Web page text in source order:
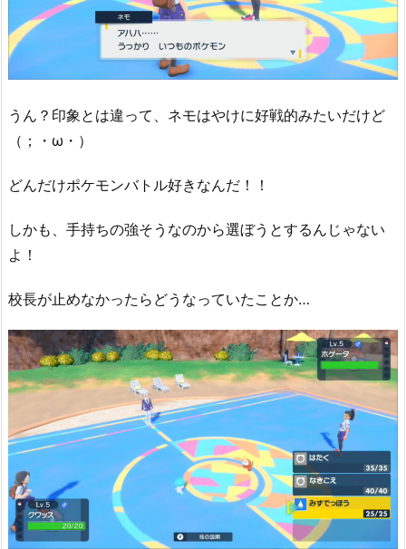
うん？印象とは違って、ネモはやけに好戦的みたいだけど
（；・ω・）
どんだけポケモンバトル好きなんだ！！
しかも、手持ちの強そうなのから選ぼうとするんじゃない
よ！
校長が止めなかったらどうなっていたことか…